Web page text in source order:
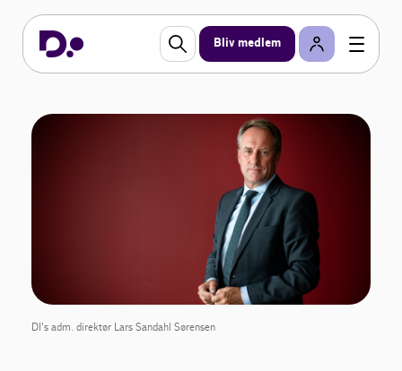
Bliv medlem
DI's adm. direktør Lars Sandahl Sørensen